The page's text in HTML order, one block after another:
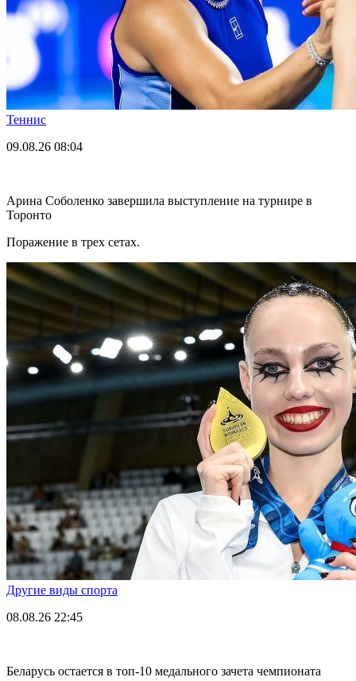
Теннис
09.08.26 08:04
Арина Соболенко завершила выступление на турнире в
Торонто
Поражение в трех сетах.
Другие виды спорта
08.08.26 22:45
Беларусь остается в топ-10 медального зачета чемпионата